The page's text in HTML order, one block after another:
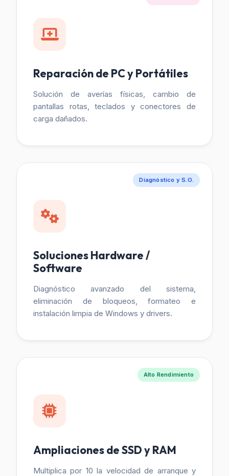
Reparación de PC y Portátiles
Solución de averías físicas, cambio de
pantallas rotas, teclados y conectores de
carga dañados.
Diagnóstico y S.O.
Soluciones Hardware /
Software
Diagnóstico avanzado del sistema,
eliminación de bloqueos, formateo e
instalación limpia de Windows y drivers.
Alto Rendimiento
Ampliaciones de SSD y RAM
Multiplica por 10 la velocidad de arranque y